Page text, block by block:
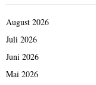
August 2026
Juli 2026
Juni 2026
Mai 2026